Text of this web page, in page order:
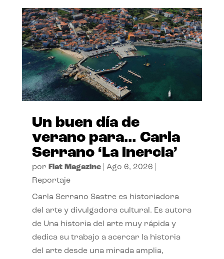
Un buen día de
verano para… Carla
Serrano ‘La inercia’
por Flat Magazine| Ago 6, 2026
Reportaje
Carla Serrano Sastre es historiadora
del arte y divulgadora cultural. Es autora
de Una historia del arte muy rápida y
dedica su trabajo a acercar la historia
del arte desde una mirada amplia,